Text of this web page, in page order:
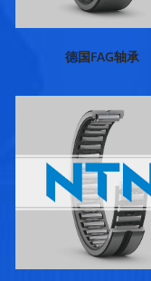
德国FAG轴承